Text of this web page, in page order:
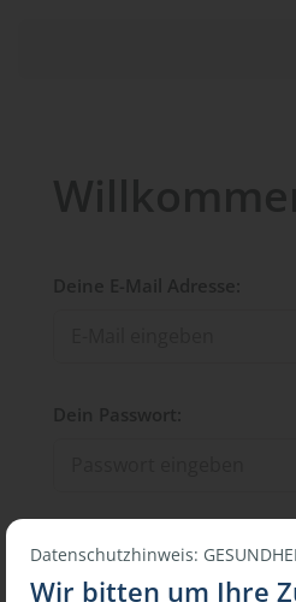
Datenschutzhinweis:
Wir bitten um Ihre